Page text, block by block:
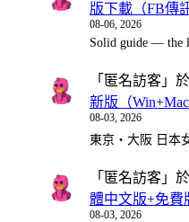
版下載（FB傳
08-06, 2026
Solid guide —
「 匿名訪客 」
新版（Win+Mac
08-03, 2026
東京・大阪 日本
「 匿名訪客 」
體中文版+免費
08-03, 2026